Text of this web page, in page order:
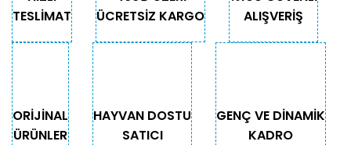
TESLİMAT
ÜCRETSİZ KARGO
ALIŞVERİŞ
ORİJİNAL
ÜRÜNLER
HAYVAN DOSTU
SATICI
GENÇ VE DİNAMİK
KADRO